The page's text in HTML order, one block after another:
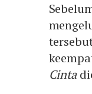
Cinta